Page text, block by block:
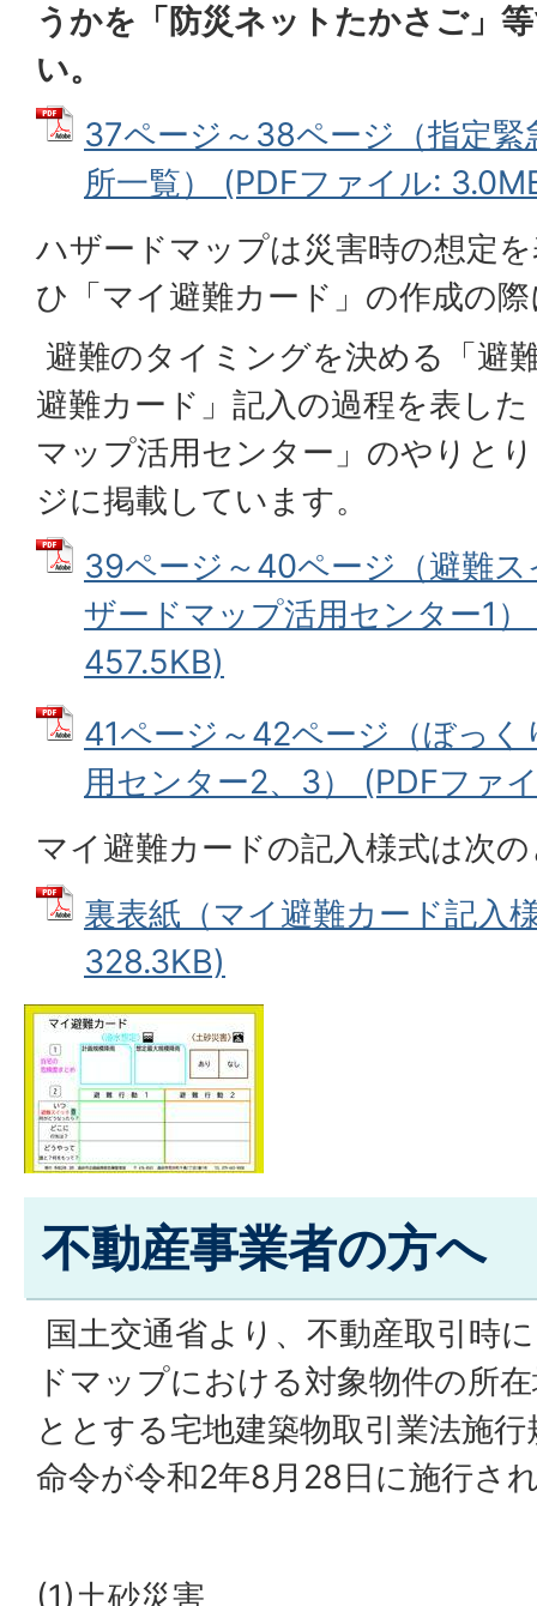
うかを「防災ネットたかさご」
い。
37ページ～38ページ（指定緊
所一覧） (PDFファイル:
ハザードマップは災害時の想定
ひ「マイ避難カード」の作成の
避難のタイミングを決める「避
避難カード」記入の過程を表し
マップ活用センター」のやりと
ジに掲載しています。
39ページ～40ページ（避難
ザードマップ活用センター1
457.5KB)
41ページ～42ページ（ぼっ
用センター2、3） (PDFファ
マイ避難カードの記入様式は次
裏表紙（マイ避難カード記入
328.3KB)
不動産事業者の方へ
国土交通省より、不動産取引時
ドマップにおける対象物件の所
ととする宅地建築物取引業法施
命令が令和2年8月28日に施行さ
(1)土砂災害